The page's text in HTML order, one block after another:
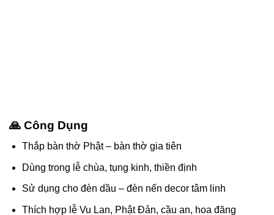
🙏 Công Dụng
Thắp bàn thờ Phật – bàn thờ gia tiên
Dùng trong lễ chùa, tụng kinh, thiền định
Sử dụng cho đèn dầu – đèn nến decor tâm linh
Thích hợp lễ Vu Lan, Phật Đản, cầu an, hoa đăng